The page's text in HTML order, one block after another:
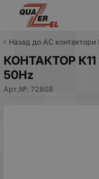
Назад до AC контактори
КОНТАКТОР К11
50Hz
Арт.№: 72808